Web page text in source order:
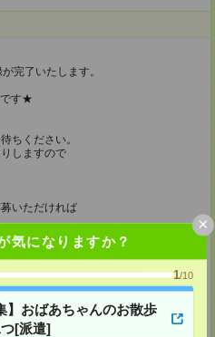
気になりますか？
1/10
】おばあちゃんのお散歩
[派遣]
×
完了いたします。
です★
ちください。
しますので
いただければ
します
をいただいた旨をお伝えください。